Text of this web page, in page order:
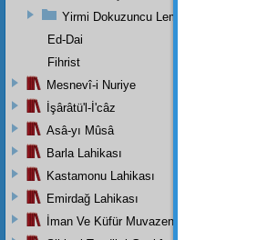
Yirmi Dokuzuncu Lem'adan İkinci Bab
Ed-Dai
Fihrist
Mesnevî-i Nuriye
İşârâtü'l-İ'câz
Asâ-yı Mûsâ
Barla Lahikası
Kastamonu Lahikası
Emirdağ Lahikası
İman Ve Küfür Muvazeneleri